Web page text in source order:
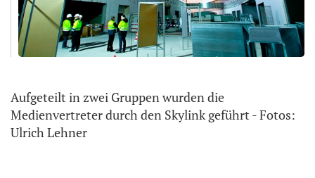
Aufgeteilt in zwei Gruppen wurden die
Medienvertreter durch den Skylink geführt - Fotos:
Ulrich Lehner